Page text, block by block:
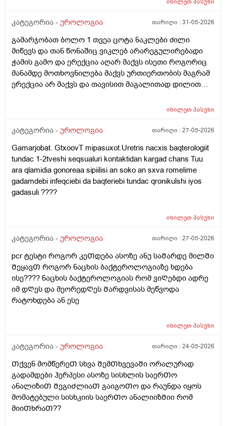
კატეგორია - უროლოგია თარიღი :31-05-2026
გამარჯობათ ბოლო 1 თვეა ცოტა ნაკლები ძილი
მიწევს და თან წონაშიც ვიკლებ არარეგულირებადი
ჭამის გამო და ერექცია აღარ მაქვს ისეთი როგორიც
მანამდე მოთხოვნილება მაქვს ურთიერთობის მაგრამ
ერექცია არ მაქვს და თავისით მაგალითად დილით
იხილეთპასუხი
კატეგორია - უროლოგია თარიღი :27-05-2026
Gamarjobat. GtxoovT mipasuxot.Uretris nacxis baqterologiit
tundac 1-2tveshi seqsualuri kontaktidan kargad chans Tuu
ara qlamidia gonoreaa sipiilisi an soko an sxva romelime
gadamdebi infeqciebi da baqteriebi tundac qronikulshi iyos
gadasuli ????
იხილეთპასუხი
კატეგორია - უროლოგია თარიღი :27-05-2026
pcr ტესტი როგორ კეᲗდება ასოზე ანუ საᲨარდე მილᲨი
ᲨეყავᲗ როგორ ნაცხის ბაქტეროლოგიაზე ხდება
ისე???? ნაცხის ბაქტეროლოგიას რომ ვიᲦებდი ადრე
იმ დᲦეს და მეორედᲦეს Შარდვისას მეწვოდა
რატოხდება ან ესე
იხილეთპასუხი
კატეგორია - უროლოგია თარიღი :24-05-2026
Თქვენ მომწერეᲗ სხვა ᲨემᲗხვევაᲨი ორალურად
გადამდები ჰერპესი ასოზე სისხლის საერᲗო
ანალიზიᲗ ᲨეგიᲫლიაᲗ გაიგოᲗო და რაუნდა იყოს
მომატებული სისხკიის საერᲗო ანალიიზᲨიი რომ
მიიᲗხრაᲗ??